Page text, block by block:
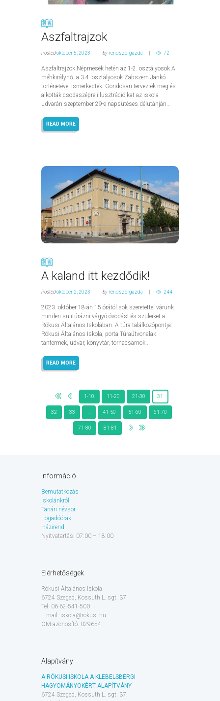
Aszfaltrajzok
Postedoktóber 5, 2023 by rendszergazda 72
Aszfaltrajzok Népmesék hetén az 1-2. osztályosok A
méhkirálynő, a 3-4. osztályosok Zabszem Jankó
történetével ismerkedtek. Gondosan tervezték meg és
alkották csodaszépre illusztrációikat az iskola
udvarán szeptember 29-e napsütéses délutánján...
READ MORE
A kaland itt kezdődik!
Postedoktóber 2, 2023 by rendszergazda 244
2023. október 18-án 15 órától sok szeretettel várunk
minden sulitúrázni vágyó óvodást és szüleiket a
Rókusi Általános Iskolában. A túra találkozópontja:
Rókusi Általános Iskola, porta Túraútvonalak:
tantermek, udvar, könyvtár, tornacsarnok...
READ MORE
1-10 11-20 21-30 31
32 33 … 41-50 51-60 61-70
71-80 81-81
Információ
Bemutatkozás
Iskolánkról
Tanári névsor
Fogadóórák
Házirend
Nyitvatartás: 07:00 – 18:00
Elérhetőségek
Rókusi Általános Iskola
6724 Szeged, Kossuth L. sgt. 37.
Tel: 06-62-541-500
E-mail: iskola@rokusi.hu
OM azonosító: 029654
Alapítvány
A RÓKUSI ISKOLA A KLEBELSBERGI
HAGYOMÁNYOKÉRT ALAPÍTVÁNY
6724 Szeged, Kossuth L. sgt. 37.